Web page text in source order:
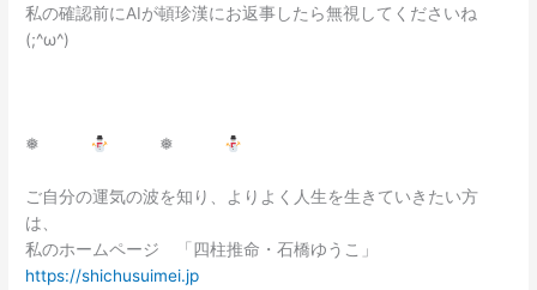
私の確認前にAIが頓珍漢にお返事したら無視してくださいね
(;^ω^)
❅ ❅
ご自分の運気の波を知り、よりよく人生を生きていきたい方
は、
私のホームページ 「四柱推命・石橋ゆうこ」
https://shichusuimei.jp